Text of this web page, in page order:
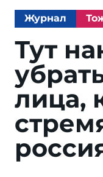
Журнал
Тут
лица,